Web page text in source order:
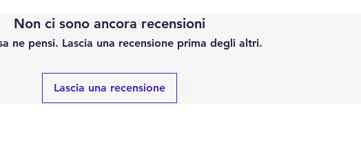
Non ci sono ancora recensioni
ne pensi. Lascia una recensione prima degli altri.
Lascia una recensione